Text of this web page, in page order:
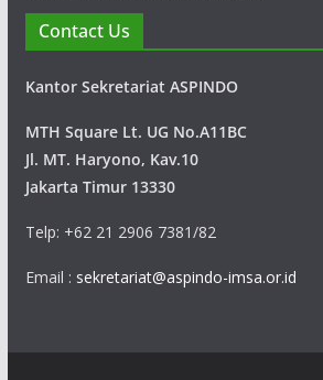
Contact Us
Kantor Sekretariat ASPINDO
MTH Square Lt. UG No.A11BC
Jl. MT. Haryono, Kav.10
Jakarta Timur 13330
Telp: +62 21 2906 7381/82
Email : sekretariat@aspindo-imsa.or.id